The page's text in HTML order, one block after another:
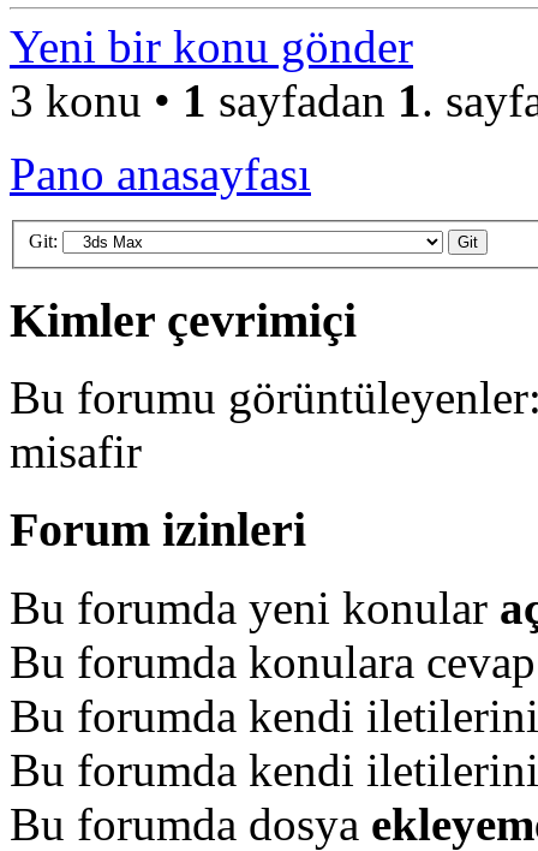
Yeni bir konu gönder
3 konu • 1 sayfadan 1.
Pano anasayfası
Git:
Kimler çevrimiçi
Bu forumu
misafir
Forum izinleri
Bu forumda yeni konular
Bu forumda konulara
Bu forumda kendi
Bu forumda kendi
Bu forumda dosya